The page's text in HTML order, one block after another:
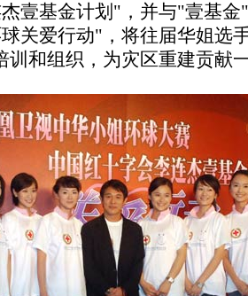
壹基金计划"，并与"壹基金
关爱行动"，将往届华姐选
训和组织，为灾区重建贡献